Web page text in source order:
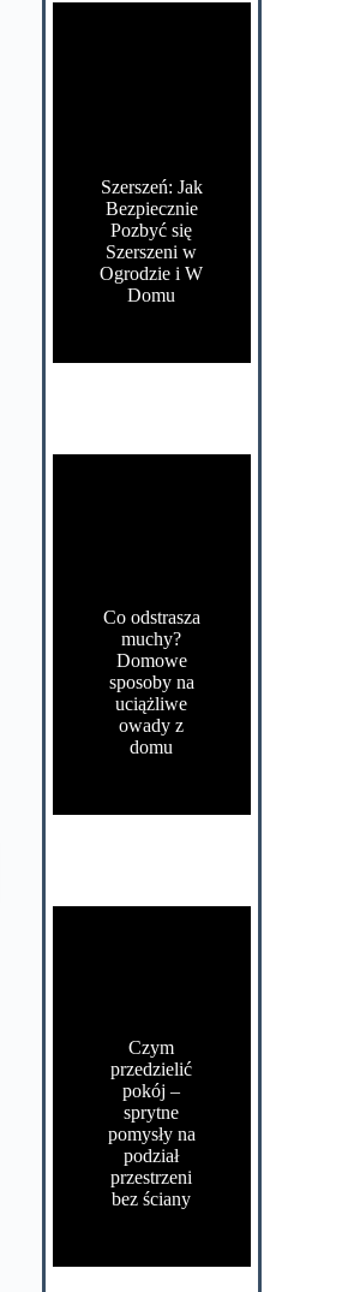
Szerszeń: Jak
Bezpiecznie
Pozbyć się
Szerszeni w
Ogrodzie i W
Domu
Co odstrasza
muchy?
Domowe
sposoby na
uciążliwe
owady z
domu
Czym
przedzielić
pokój –
sprytne
pomysły na
podział
przestrzeni
bez ściany